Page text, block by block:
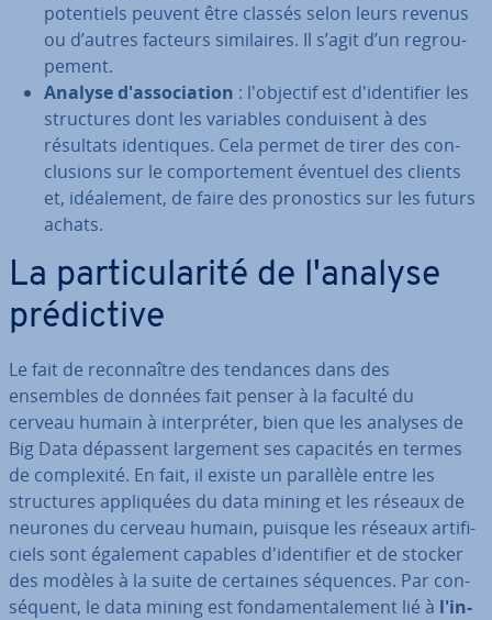
po­ten­tiels peuvent être classés selon leurs revenus
ou d’autres facteurs si­mi­laires. Il s’agit d’un re­grou­
pe­ment.
Analyse d'as­so­cia­tion : l'ob­jec­tif est d'iden­ti­fier les
struc­tures dont les variables con­dui­sent à des
résultats iden­tiques. Cela permet de tirer des con­
clu­sions sur le com­por­te­ment éventuel des clients
et, idéa­le­ment, de faire des pro­nos­tics sur les futurs
achats.
La par­ti­cu­la­rité de l'analyse
pré­dic­tive
Le fait de re­con­naître des tendances dans des
ensembles de données fait penser à la faculté du
cerveau humain à in­ter­pré­ter, bien que les analyses de
Big Data dépassent largement ses capacités en termes
de com­plexité. En fait, il existe un parallèle entre les
struc­tures ap­pli­quées du data mining et les réseaux de
neurones du cerveau humain, puisque les réseaux ar­ti­fi­
ciels sont également capables d'iden­ti­fier et de stocker
des modèles à la suite de certaines séquences. Par con­
sé­quent, le data mining est fon­da­men­ta­le­ment lié à l'in­